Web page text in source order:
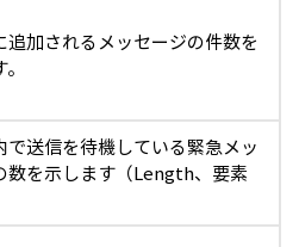
追加されるメッセージの件数を
で送信を待機している緊急メッ
数を示します（Length、要素